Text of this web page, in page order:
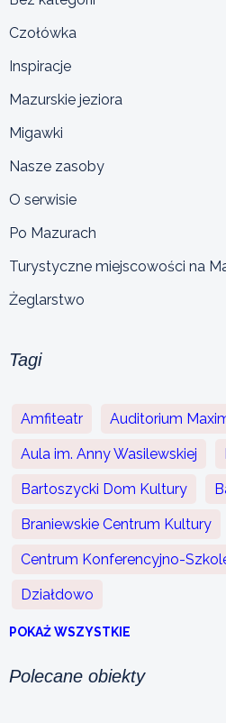
Czołówka
Inspiracje
Mazurskie jeziora
Migawki
Nasze zasoby
O serwisie
Po Mazurach
Turystyczne miejscowości na
Żeglarstwo
Tagi
Amfiteatr Auditorium
Aula im. Anny Wasilewskiej
Bartoszycki Dom Kultury
Braniewskie Centrum Kultury
Centrum Konferencyjno-
Działdowo
POKAŻ WSZYSTKIE
Polecane obiekty